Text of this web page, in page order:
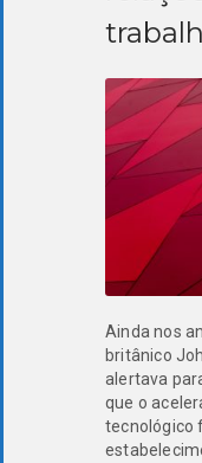
Ainda nos
britânico
alertava
que o
tecnológico